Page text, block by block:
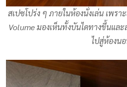
สเปซโปร่ง ๆ ภายในห้องนั่งเล่น เพร
Volume มองเห็นทั้งบันไดทางขึ้นแล
ไปสู่ห้องน